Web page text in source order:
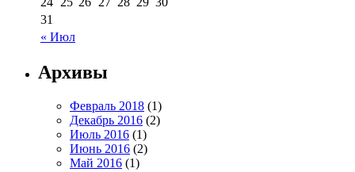
« Июл
31
Архивы
Февраль 2018 (1)
Декабрь 2016 (2)
Июль 2016 (1)
Июнь 2016 (2)
Май 2016 (1)